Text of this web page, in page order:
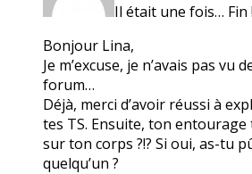
Il était une fois… Fin !
Bonjour Lina,
Je m’excuse, je n’avais pas vu
forum…
Déjà, merci d’avoir réussi à
tes TS. Ensuite, ton
sur ton corps ?!? Si oui, as-tu
quelqu’un ?